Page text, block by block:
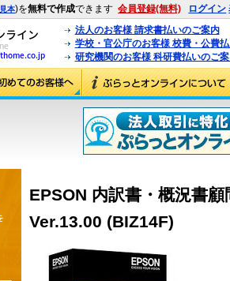
見本)を無料で作成できます 会員登録(無料) ログイン
法人のお客様 請求書払いのご案内
学校・官公庁のお客様 校費・公費
研究機関のお客様 科研費払いのご
EPSON 内訳書・概況書
Ver.13.00 (BIZ14F)